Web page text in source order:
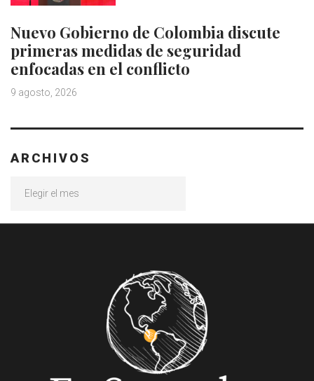
Nuevo Gobierno de Colombia discute
primeras medidas de seguridad
enfocadas en el conflicto
9 agosto, 2026
ARCHIVOS